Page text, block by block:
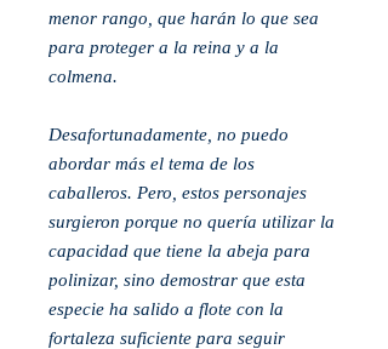
menor rango, que harán lo que sea
para proteger a la reina y a la
colmena.
Desafortunadamente, no puedo
abordar más el tema de los
caballeros. Pero, estos personajes
surgieron porque no quería utilizar la
capacidad que tiene la abeja para
polinizar, sino demostrar que esta
especie ha salido a flote con la
fortaleza suficiente para seguir